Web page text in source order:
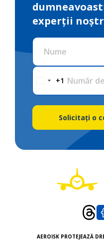
experții
Nume
Număr de telefon
+1
Solicitați o
AEROISK PROTEJEAZĂ